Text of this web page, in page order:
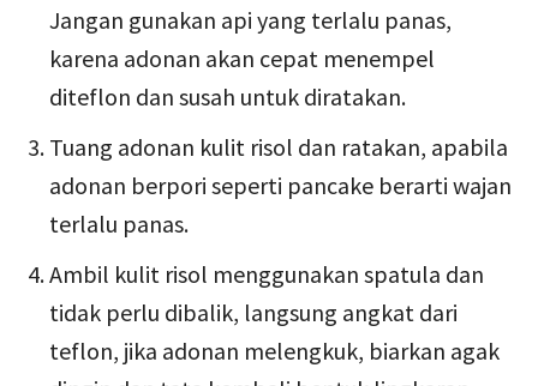
Jangan gunakan api yang terlalu panas,
karena adonan akan cepat menempel
diteflon dan susah untuk diratakan.
Tuang adonan kulit risol dan ratakan, apabila
adonan berpori seperti pancake berarti wajan
terlalu panas.
Ambil kulit risol menggunakan spatula dan
tidak perlu dibalik, langsung angkat dari
teflon, jika adonan melengkuk, biarkan agak